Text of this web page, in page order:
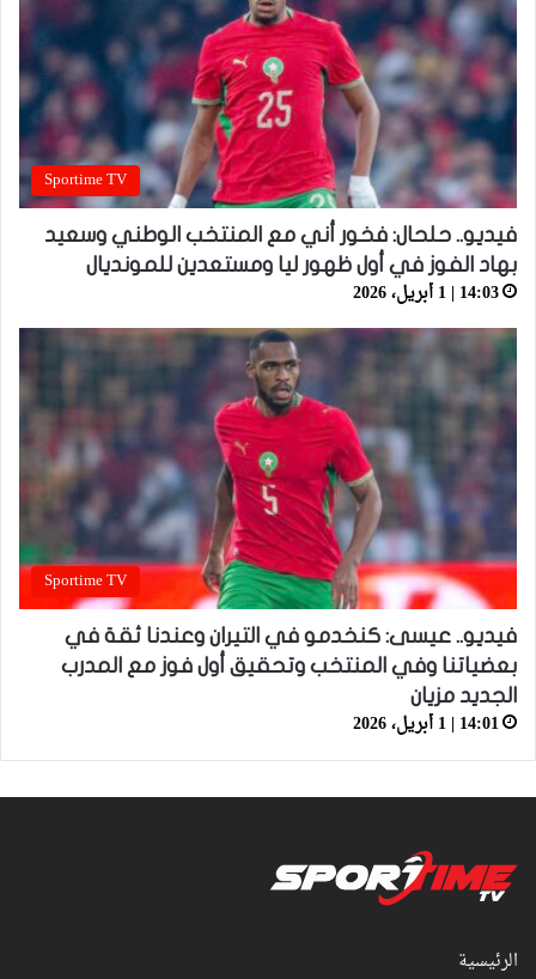
Sportime TV
فيديو.. حلحال: فخور أني مع المنتخب الوطني وسعيد
بهاد الفوز في أول ظهور ليا ومستعدين للمونديال
14:03 | 1 أبريل، 2026
Sportime TV
فيديو.. عيسى: كنخدمو في التيران وعندنا ثقة في
بعضياتنا وفي المنتخب وتحقيق أول فوز مع المدرب
الجديد مزيان
14:01 | 1 أبريل، 2026
الرئيسية